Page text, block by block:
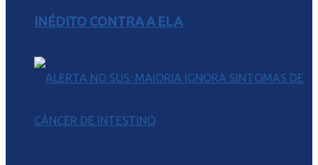
INÉDITO CONTRA A ELA